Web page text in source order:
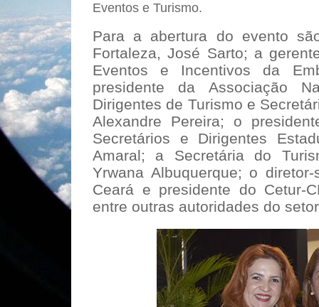
Eventos e Turismo.
Para a abertura do evento
Fortaleza, José Sarto; a
Eventos e Incentivos da
presidente da Associação
Dirigentes de Turismo e
Alexandre Pereira; o
Secretários e Dirigentes
Amaral; a Secretária do
Yrwana Albuquerque; o
Ceará e presidente do Cetur-
entre outras autoridades do